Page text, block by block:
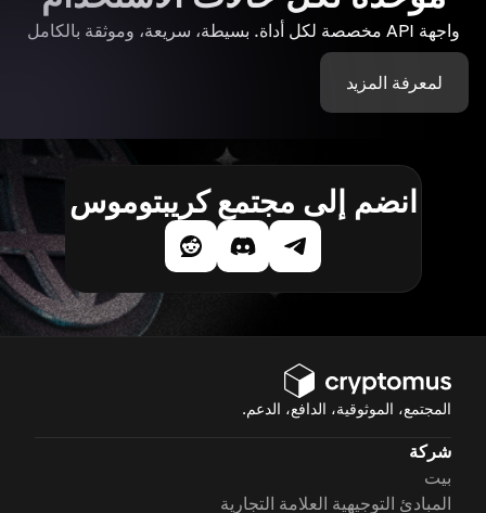
واجهة API مخصصة لكل أداة. بسيطة، سريعة، وموثقة بالكامل
لمعرفة المزيد
انضم إلى مجتمع كريبتوموس
المجتمع، الموثوقية، الدافع، الدعم.
شركة
بيت
المبادئ التوجيهية العلامة التجارية